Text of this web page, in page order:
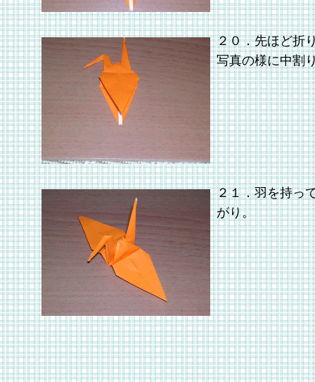
２０．先ほど折
写真の様に中割
２１．羽を持っ
がり。